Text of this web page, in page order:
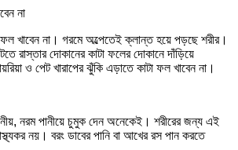
না
ফল খাবেন না। গরমে অল্পেতেই ক্লান্ত হয়ে পড়ছে শরীর।
রাস্তার দোকানের কাটা ফলের দোকানে দাঁড়িয়ে
ও পেট খারাপের ঝুঁকি এড়াতে কাটা ফল খাবেন না।
নরম পানীয়ে চুমুক দেন অনেকেই। শরীরের জন্য এই
নয়। বরং ডাবের পানি বা আখের রস পান করতে